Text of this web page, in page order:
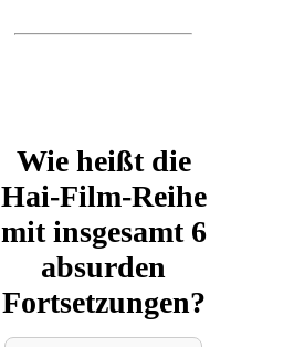
Wie heißt die
Hai-Film-Reihe
mit insgesamt 6
absurden
Fortsetzungen?